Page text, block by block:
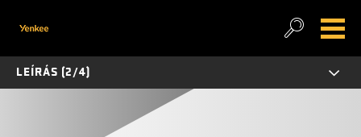
LEÍRÁS (2/4)